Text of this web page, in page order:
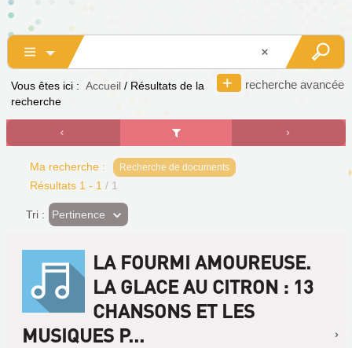
recherche avancée
Vous êtes ici : Accueil / Résultats de la
recherche
Ma recherche : Recherche de documents
Résultats 1 - 1 / 1
Tri : (Effet
imédiat)
Pertinence
LA FOURMI AMOUREUSE.
LA GLACE AU CITRON : 13
CHANSONS ET LES
MUSIQUES P...